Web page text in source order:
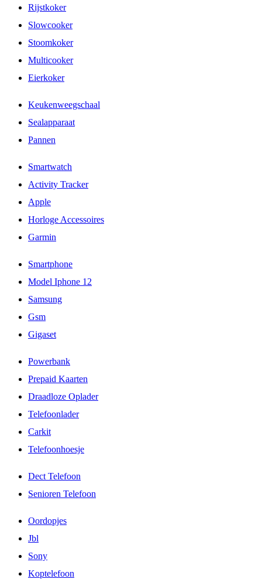
Rijstkoker
Slowcooker
Stoomkoker
Multicooker
Eierkoker
Keukenweegschaal
Sealapparaat
Pannen
Smartwatch
Activity Tracker
Apple
Horloge Accessoires
Garmin
Smartphone
Model Iphone 12
Samsung
Gsm
Gigaset
Powerbank
Prepaid Kaarten
Draadloze Oplader
Telefoonlader
Carkit
Telefoonhoesje
Dect Telefoon
Senioren Telefoon
Oordopjes
Jbl
Sony
Koptelefoon